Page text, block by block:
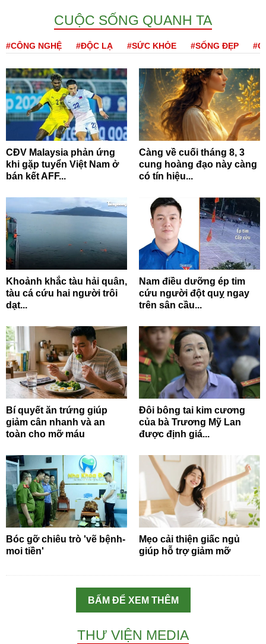
CUỘC SỐNG QUANH TA
#CÔNG NGHỆ #ĐỘC LẠ #SỨC KHỎE #SỐNG ĐẸP
CĐV Malaysia phản ứng
khi gặp tuyển Việt Nam ở
bán kết AFF...
Càng về cuối tháng 8, 3
cung hoàng đạo này càng
có tín hiệu...
Khoảnh khắc tàu hải quân,
tàu cá cứu hai người trôi
dạt...
Nam điều dưỡng ép tim
cứu người đột quỵ ngay
trên sân cầu...
Bí quyết ăn trứng giúp
giảm cân nhanh và an
toàn cho mỡ máu
Đôi bông tai kim cương
của bà Trương Mỹ Lan
được định giá...
Bóc gỡ chiêu trò 'vẽ bệnh-
moi tiền'
Mẹo cải thiện giấc ngủ
giúp hỗ trợ giảm mỡ
BẤM ĐỂ XEM THÊM
THƯ VIỆN MEDIA